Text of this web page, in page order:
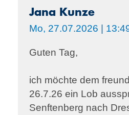
Jana Kunze
Mo, 27.07.2026 |
Guten Tag,
ich möchte dem
26.7.26 ein Lob
Senftenberg nach